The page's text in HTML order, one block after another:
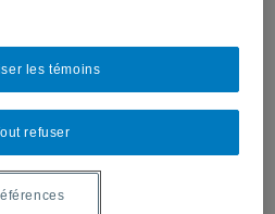
sociaux en santé –
sur les médias sociaux?
santé ?
refuser
les témoins